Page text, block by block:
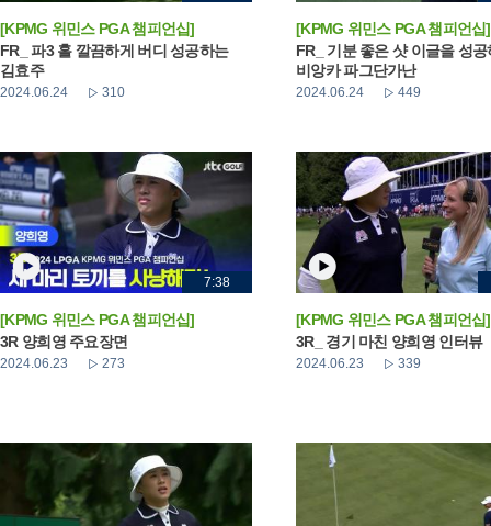
[KPMG 위민스 PGA 챔피언십]
FR_ 파3 홀 깔끔하게 버디 성공하는
김효주
2024.06.24 310
[KPMG 위민스 PGA 챔피언십]
FR_ 기분 좋은 샷 이글을 성공
비앙카 파그단가난
2024.06.24 449
7:38
[KPMG 위민스 PGA 챔피언십]
3R 양희영 주요장면
2024.06.23 273
[KPMG 위민스 PGA 챔피언십]
3R_ 경기 마친 양희영 인터뷰
2024.06.23 339